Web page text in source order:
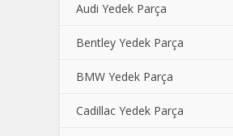
Audi Yedek Parça
Bentley Yedek Parça
BMW Yedek Parça
Cadillac Yedek Parça